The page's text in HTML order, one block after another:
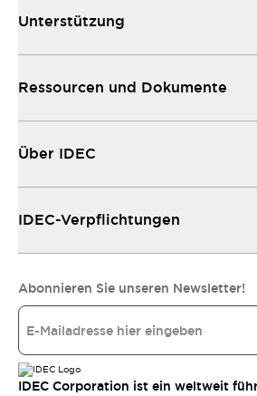
Unterstützung
Ressourcen und Dokumente
Über IDEC
IDEC-Verpflichtungen
Abonnieren Sie unseren Newsletter!
IDEC Corporation ist ein weltweit